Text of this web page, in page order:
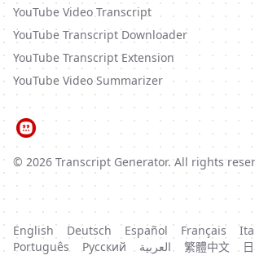
© 2026 Transcript Generator. All rights
YouTube Video Transcript
YouTube Transcript Downloader
YouTube Transcript Extension
YouTube Video Summarizer
English Deutsch Español Français
Português
Русский العربية 繁體中文